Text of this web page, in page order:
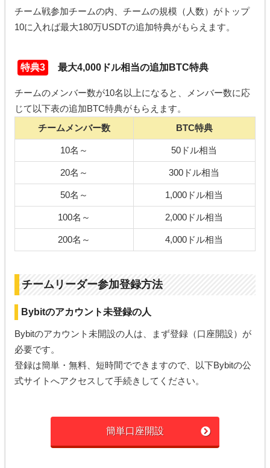
チーム戦参加チームの内、チームの規模（人数）がトップ
10に入れば最大180万USDTの追加特典がもらえます。
特典3 最大4,000ドル相当の追加BTC特典
チームのメンバー数が10名以上になると、メンバー数に応
じて以下表の追加BTC特典がもらえます。
チームメンバー数
BTC特典
10名～ 50ドル相当
20名～ 300ドル相当
50名～ 1,000ドル相当
100名～ 2,000ドル相当
200名～ 4,000ドル相当
チームリーダー参加登録方法
Bybitのアカウント未登録の人
Bybitのアカウント未開設の人は、まず登録（口座開設）が
必要です。
登録は簡単・無料、短時間でできますので、以下Bybitの公
式サイトへアクセスして手続きしてください。
簡単口座開設